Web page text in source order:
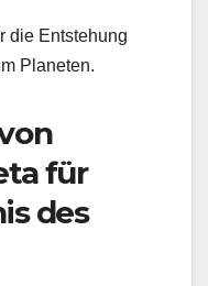
die Entstehung
Planeten.
für
des